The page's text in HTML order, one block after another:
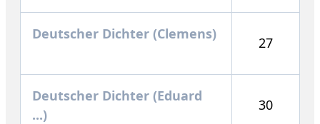
Deutscher Dichter (Clemens)
27
Deutscher Dichter (Eduard
...)
30